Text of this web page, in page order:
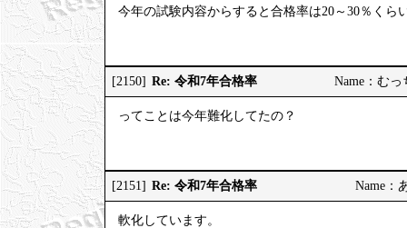
今年の試験内容からすると合格率は20～30％くら
[2150] Re: 令和7年合格率 Name：む
ってことは今年難化してたの？
[2151] Re: 令和7年合格率 Name：
軟化しています。